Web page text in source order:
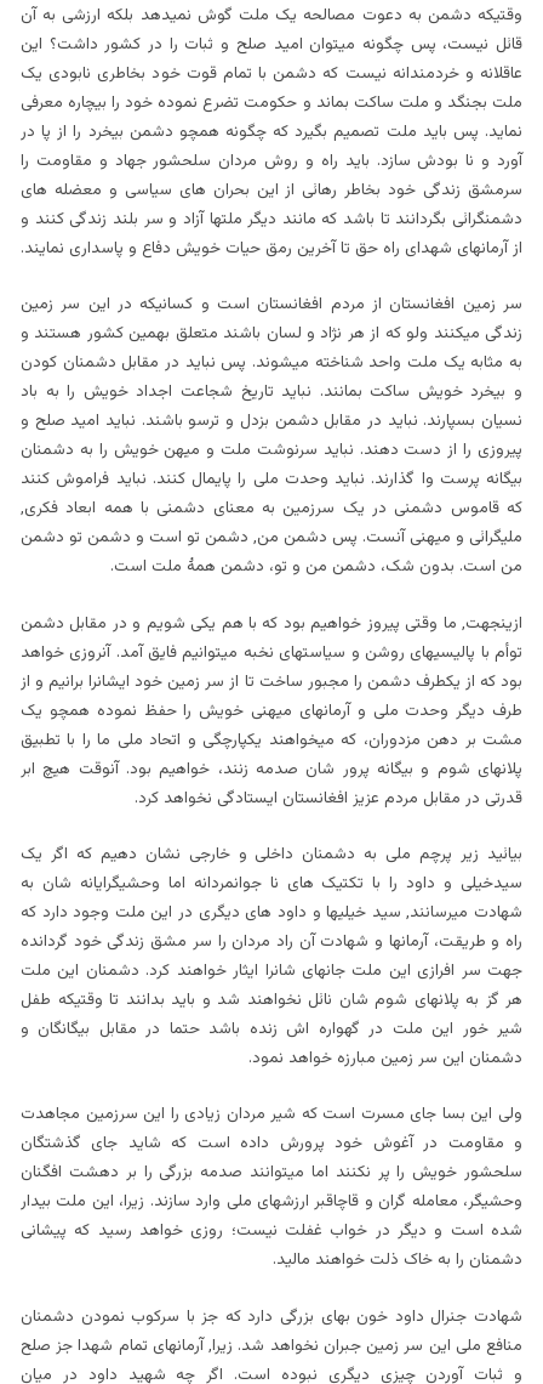
وقتیکه دشمن به دعوت مصالحه یک ملت گوش نمیدهد بلکه ارزشی به آن
قائل نیست، پس چگونه میتوان امید صلح و ثبات را در کشور داشت؟ این
عاقلانه و خردمندانه نیست که دشمن با تمام قوت خود بخاطری نابودی یک
ملت بجنگد و ملت ساکت بماند و حکومت تضرع نموده خود را بیچاره معرفی
نماید. پس باید ملت تصمیم بگیرد که چگونه همچو دشمن بیخرد را از پا در
آورد و نا بودش سازد. باید راه و روش مردان سلحشور جهاد و مقاومت را
سرمشق زندگی خود بخاطر رهائی از این بحران های سیاسی و معضله های
دشمنگرائی بگردانند تا باشد که مانند دیگر ملتها آزاد و سر بلند زندگی کنند و
از آرمانهای شهدای راه حق تا آخرین رمق حیات خویش دفاع و پاسداری نمایند.
سر زمین افغانستان از مردم افغانستان است و کسانیکه در این سر زمین
زندگی میکنند ولو که از هر نژاد و لسان باشند متعلق بهمین کشور هستند و
به مثابه یک ملت واحد شناخته میشوند. پس نباید در مقابل دشمنان کودن
و بیخرد خویش ساکت بمانند. نباید تاریخ شجاعت اجداد خویش را به باد
نسیان بسپارند. نباید در مقابل دشمن بزدل و ترسو باشند. نباید امید صلح و
پیروزی را از دست دهند. نباید سرنوشت ملت و میهن خویش را به دشمنان
بیگانه پرست وا گذارند. نباید وحدت ملی را پایمال کنند. نباید فراموش کنند
که قاموس دشمنی در یک سرزمین به معنای دشمنی با همه ابعاد فکری,
ملیگرائی و میهنی آنست. پس دشمن من, دشمن تو است و دشمن تو دشمن
من است. بدون شک، دشمن من و تو، دشمن همۀ ملت است.
ازینجهت, ما وقتی پیروز خواهیم بود که با هم یکی شویم و در مقابل دشمن
توأم با پالیسیهای روشن و سیاستهای نخبه میتوانیم فایق آمد. آنروزی خواهد
بود که از یکطرف دشمن را مجبور ساخت تا از سر زمین خود ایشانرا برانیم و از
طرف دیگر وحدت ملی و آرمانهای میهنی خویش را حفظ نموده همچو یک
مشت بر دهن مزدوران، که میخواهند یکپارچگی و اتحاد ملی ما را با تطبیق
پلانهای شوم و بیگانه پرور شان صدمه زنند، خواهیم بود. آنوقت هیچ ابر
قدرتی در مقابل مردم عزیز افغانستان ایستادگی نخواهد کرد.
بیائید زیر پرچم ملی به دشمنان داخلی و خارجی نشان دهیم که اگر یک
سیدخیلی و داود را با تکتیک های نا جوانمردانه اما وحشیگرایانه شان به
شهادت میرسانند, سید خیلیها و داود های دیگری در این ملت وجود دارد که
راه و طریقت، آرمانها و شهادت آن راد مردان را سر مشق زندگی خود گردانده
جهت سر افرازی این ملت جانهای شانرا ایثار خواهند کرد. دشمنان این ملت
هر گز به پلانهای شوم شان نائل نخواهند شد و باید بدانند تا وقتیکه طفل
شیر خور این ملت در گهواره اش زنده باشد حتما در مقابل بیگانگان و
دشمنان این سر زمین مبارزه خواهد نمود.
ولی این بسا جای مسرت است که شیر مردان زیادی را این سرزمین مجاهدت
و مقاومت در آغوش خود پرورش داده است که شاید جای گذشتگان
سلحشور خویش را پر نکنند اما میتوانند صدمه بزرگی را بر دهشت افگنان
وحشیگر، معامله گران و قاچاقبر ارزشهای ملی وارد سازند. زیرا، این ملت بیدار
شده است و دیگر در خواب غفلت نیست؛ روزی خواهد رسید که پیشانی
دشمنان را به خاک ذلت خواهند مالید.
شهادت جنرال داود خون بهای بزرگی دارد که جز با سرکوب نمودن دشمنان
منافع ملی این سر زمین جبران نخواهد شد. زیرا, آرمانهای تمام شهدا جز صلح
و ثبات آوردن چیزی دیگری نبوده است. اگر چه شهید داود در میان